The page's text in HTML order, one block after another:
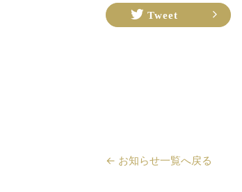
Tweet
← お知らせ一覧へ戻る